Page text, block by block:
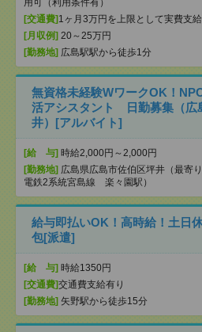
用可（利用条件有）
[交通費] 1ヶ月3万円を上限として実費支給
[月収例] 20～25万円
[勤務地] 広島駅駅から徒歩1分
無資格未経験WワークOK！
活アシスタント 日勤募集（広
井）[アルバイト]
[給 与] 時給2,000円～2,000円
[勤務地] 広島県広島市佐伯区坪井（最寄
電鉄2系統宮島線 楽々園駅）
給与即払いOK！高時給！土日
包[派遣]
[給 与] 時給1350円
[交通費]交通費支給有り
[勤務地] 矢野駅から徒歩15分